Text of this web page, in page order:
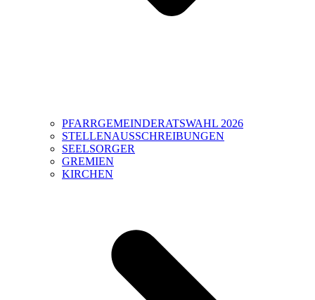
PFARRGEMEINDERATSWAHL 2026
STELLENAUSSCHREIBUNGEN
SEELSORGER
GREMIEN
KIRCHEN